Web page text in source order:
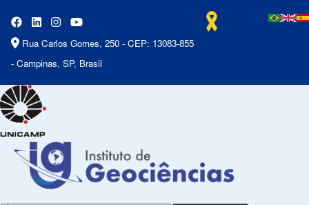
Rua Carlos Gomes, 250 - CEP: 13083-855
- Campinas, SP, Brasil